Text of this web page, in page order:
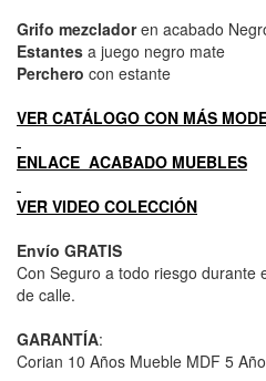
Grifo mezcladoren acabado
Estantes a juego negro mate
Perchero con estante
VER CATÁLOGO CON MÁS
ENLACE ACABADO MUEBLES
VER VIDEO COLECCIÓN
Envío GRATIS
Con Seguro a todo riesgo durante
de calle.
GARANTÍA:
Corian 10 Años Mueble MDF 5